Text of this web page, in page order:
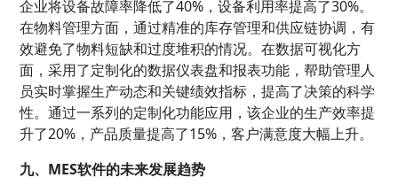
企业将设备故障率降低了40%，设备利用率提高了30%。
在物料管理方面，通过精准的库存管理和供应链协调，有
效避免了物料短缺和过度堆积的情况。在数据可视化方
面，采用了定制化的数据仪表盘和报表功能，帮助管理人
员实时掌握生产动态和关键绩效指标，提高了决策的科学
性。通过一系列的定制化功能应用，该企业的生产效率提
升了20%，产品质量提高了15%，客户满意度大幅上升。
九、MES软件的未来发展趋势